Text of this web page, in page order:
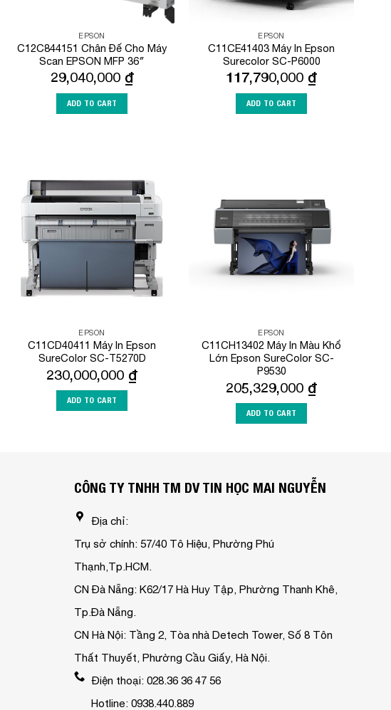
EPSON
C12C844151 Chân Đế Cho Máy
Scan EPSON MFP 36″
29,040,000 ₫
ADD TO CART
EPSON
C11CE41403 Máy In Epson
Surecolor SC-P6000
117,790,000 ₫
ADD TO CART
Add to
Wishlist
EPSON
C11CD40411 Máy In Epson
SureColor SC-T5270D
230,000,000 ₫
ADD TO CART
Wishlist
EPSON
C11CH13402 Máy In Màu Khổ
Lớn Epson SureColor SC-
P9530
205,329,000 ₫
ADD TO CART
CÔNG TY TNHH TM DV TIN HỌC MAI NGUYỄN
Địa chỉ:
Trụ sở chính: 57/40 Tô Hiệu, Phường Phú
Thạnh,Tp.HCM.
CN Đà Nẵng: K62/17 Hà Huy Tập, Phường Thanh Khê,
Tp.Đà Nẵng.
CN Hà Nội: Tầng 2, Tòa nhà Detech Tower, Số 8 Tôn
Thất Thuyết, Phường Cầu Giấy, Hà Nội.
Điện thoại: 028.36 36 47 56
Hotline: 0938.440.889